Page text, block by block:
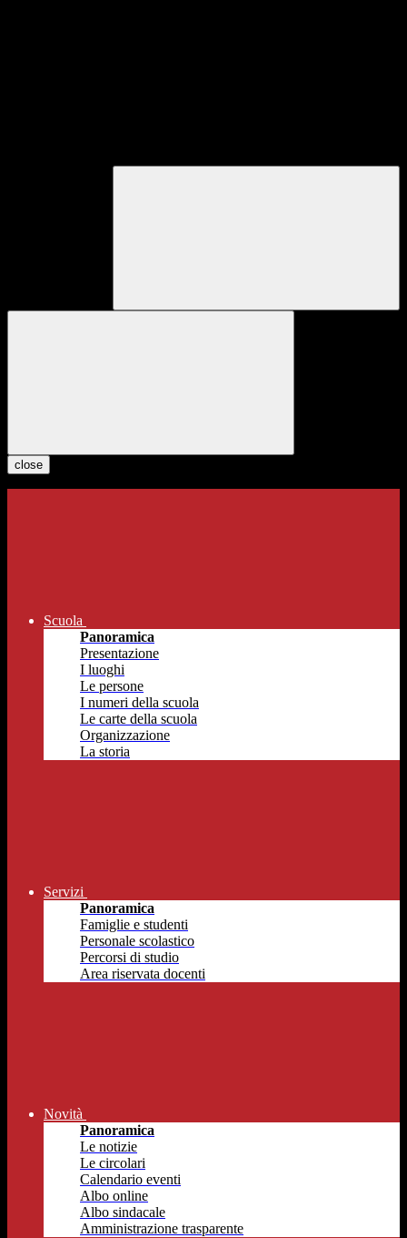
close
Scuola
Panoramica
Presentazione
I luoghi
Le persone
I numeri della scuola
Le carte della scuola
Organizzazione
La storia
Servizi
Panoramica
Famiglie e studenti
Personale scolastico
Percorsi di studio
Area riservata docenti
Novità
Panoramica
Le notizie
Le circolari
Calendario eventi
Albo online
Albo sindacale
Amministrazione trasparente